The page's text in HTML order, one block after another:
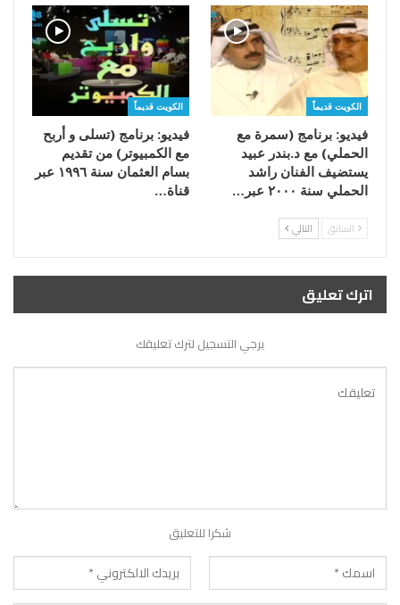
الكويت قديماً
فيديو: برنامج (سمرة مع
الحملي) مع د.بندر عبيد
يستضيف الفنان راشد
الحملي سنة ٢٠٠٠ عبر…
الكويت قديماً
فيديو: برنامج (تسلى و أربح
مع الكمبيوتر) من تقديم
بسام العثمان سنة ١٩٩٦ عبر
قناة…
السابق التالي
اترك تعليق
يرجي التسجيل لترك تعليقك
شكرا للتعليق